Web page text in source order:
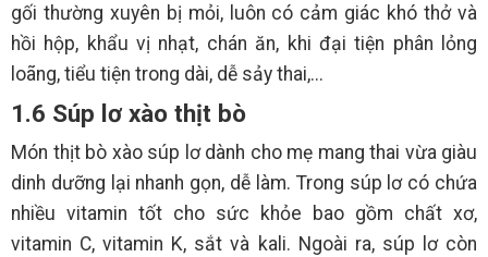
gối thường xuyên bị mỏi, luôn có cảm giác khó thở và
hồi hộp, khẩu vị nhạt, chán ăn, khi đại tiện phân lỏng
loãng, tiểu tiện trong dài, dễ sảy thai,...
1.6 Súp lơ xào thịt bò
Món thịt bò xào súp lơ dành cho mẹ mang thai vừa giàu
dinh dưỡng lại nhanh gọn, dễ làm. Trong súp lơ có chứa
nhiều vitamin tốt cho sức khỏe bao gồm chất xơ,
vitamin C, vitamin K, sắt và kali. Ngoài ra, súp lơ còn